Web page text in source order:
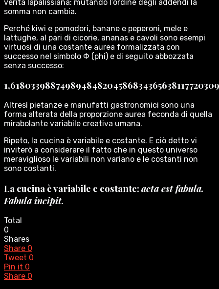
verità lapalissiana: mutando l’ordine degli addendi la
somma non cambia.
Perché kiwi e pomodori, banane e peperoni, mele e
lattughe, al pari di cicorie, ananas e cavoli sono esempi
virtuosi di una costante aurea formalizzata con
successo nel simbolo Φ (phi) e di seguito abbozzata
senza successo:
Altresì pietanze e manufatti gastronomici sono una
forma alterata della proporzione aurea feconda di quella
mirabolante variabile creativa umana.
Ripeto, la cucina è variabile e costante. E ciò detto vi
inviterò a considerare il fatto che in questo universo
meraviglioso le variabili non variano e le costanti non
sono costanti.
La cucina è variabile e costante: acta est fabula.
Fabula incipit.
Total
0
Shares
Share 0
Tweet 0
Pin it 0
Share 0